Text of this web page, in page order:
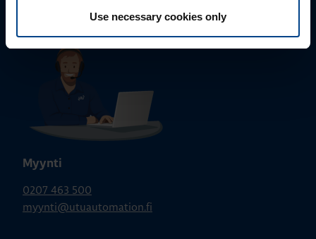
Use necessary cookies only
Myynti
0207 463 500
myynti@utuautomation.fi